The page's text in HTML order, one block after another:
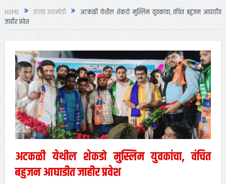
HOME ताज्या घडामोडी
अटकळी येथील शेकडो मुस्लिम युवकांचा, वंचित बहुजन आघाडीत
जाहीर प्रवेश
अटकळी येथील शेकडो मुस्लिम युवकांचा, वंचित
बहुजन आघाडीत जाहीर प्रवेश